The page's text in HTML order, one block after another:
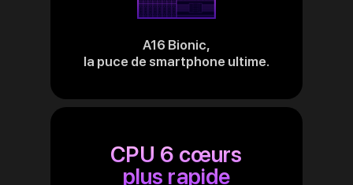
A16 Bionic,
la puce de smartphone ultime.
CPU 6 cœurs
plus rapide